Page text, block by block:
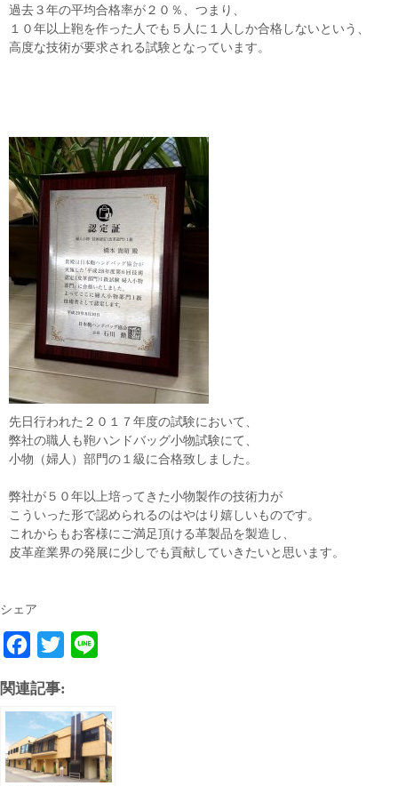
過去３年の平均合格率が２０％、つまり、
１０年以上鞄を作った人でも５人に１人しか合格しないという、
高度な技術が要求される試験となっています。
先日行われた２０１７年度の試験において、
弊社の職人も鞄ハンドバッグ小物試験にて、
小物（婦人）部門の１級に合格致しました。
弊社が５０年以上培ってきた小物製作の技術力が
こういった形で認められるのはやはり嬉しいものです。
これからもお客様にご満足頂ける革製品を製造し、
皮革産業界の発展に少しでも貢献していきたいと思います。
シェア
c
e
b
o
t
e
e
関連記事: